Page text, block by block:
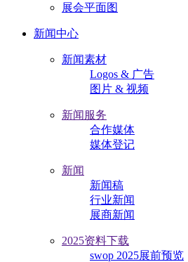
展会平面图
新闻中心
新闻素材
Logos & 广告
图片 & 视频
新闻服务
合作媒体
媒体登记
新闻
新闻稿
行业新闻
展商新闻
2025资料下载
swop 2025展前预览